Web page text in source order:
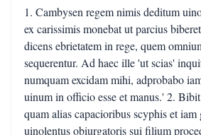
1. Cambysen regem nimis deditum
ex carissimis monebat ut parcius
dicens ebrietatem in rege, quem
sequerentur. Ad haec ille 'ut scias'
numquam excidam mihi, adprobabo
uinum in officio esse et manus.' 2.
quam alias capacioribus scyphis et iam
uinolentus obiurgatoris sui filium